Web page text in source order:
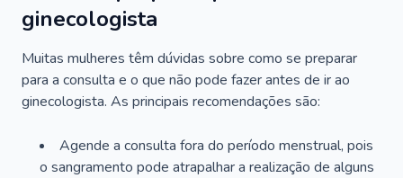
ginecologista
Muitas mulheres têm dúvidas sobre como se preparar
para a consulta e o que não pode fazer antes de ir ao
ginecologista. As principais recomendações são:
Agende a consulta fora do período menstrual, pois
o sangramento pode atrapalhar a realização de alguns